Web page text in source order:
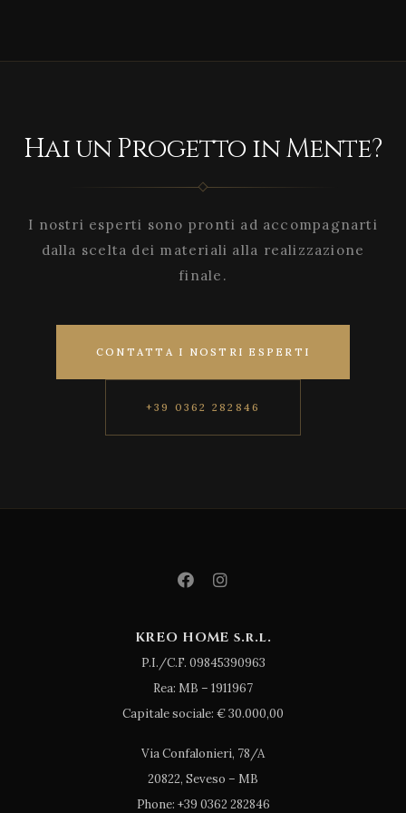
Hai un Progetto in Mente?
I nostri esperti sono pronti ad accompagnarti
dalla scelta dei materiali alla realizzazione
finale.
CONTATTA I NOSTRI ESPERTI
+39 0362 282846
KREO HOME s.r.l.
P.I./C.F. 09845390963
Rea: MB – 1911967
Capitale sociale: € 30.000,00
Via Confalonieri, 78/A
20822, Seveso – MB
Phone: +39 0362 282846